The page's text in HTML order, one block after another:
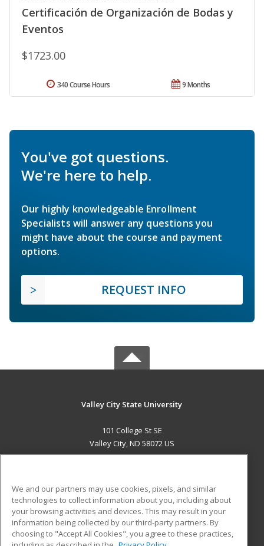
Certificación de Organización de Bodas y
Eventos
$1723.00
9 Months
340 Course Hours
You've got questions.
We're here to help.
Our highly knowledgeable Enrollment
Specialists will answer any questions you
might have about the course and payment
options.
REQUEST INFO
Valley City State University
101 College St SE
Valley City, ND 58072 US
ADDITIONAL RESOURCES
Military
Financial Assistance
Student Blog
We and our partners may use cookies, pixels, and similar
technologies to collect information about you, including about
your browsing activities and devices. This may result in your
information being collected by our third-party partners. By
choosing to "Accept All Cookies", you agree to these practices,